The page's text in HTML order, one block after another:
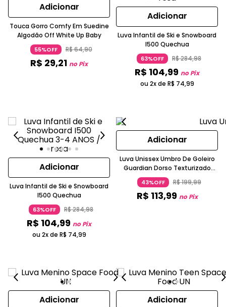
Adicionar
Touca Gorro Comfy Em Suedine
Algodão Off White Up Baby
55%OFF R$64,90
R$ 29,21 no Pix
Adicionar
Luva Infantil de Ski e Snowboard
I500 Quechua
63%OFF R$284,98
R$ 104,99 no Pix
ou 2x de R$ 74,99
Adicionar
Luva Infantil de Ski e Snowboard
I500 Quechua
63%OFF R$284,98
R$ 104,99 no Pix
ou 2x de R$ 74,99
Adicionar
Luva Unissex Umbro De Goleiro
Guardian Dorso Texturizado
Preto
43%OFF R$199,99
R$ 113,99 no Pix
Adicionar Adicionar